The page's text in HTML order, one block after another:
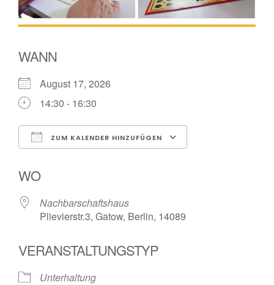
WANN
August 17, 2026
14:30 - 16:30
ZUM KALENDER HINZUFÜGEN
WO
Nachbarschaftshaus
Plievierstr.3, Gatow, Berlin, 14089
VERANSTALTUNGSTYP
Unterhaltung